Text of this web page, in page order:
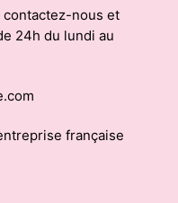
nous et
24h du lundi au
française